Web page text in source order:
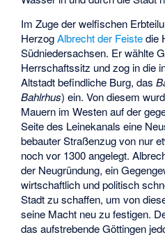
Im Zuge der welfischen
HerzogAlbrecht der Feistedie
Südniedersachsen. Er wählte
Herrschaftssitz und zog in die
Altstadt befindliche Burg, das
Bahlrhus) ein. Von diesem
Mauern im Westen auf der
Seite des Leinekanals eine
bebauter Straßenzug von nur
noch vor 1300 angelegt.
der Neugründung, ein
wirtschaftlich und politisch
Stadt zu schaffen, um von
seine Macht neu zu festigen.
das aufstrebende Göttingen